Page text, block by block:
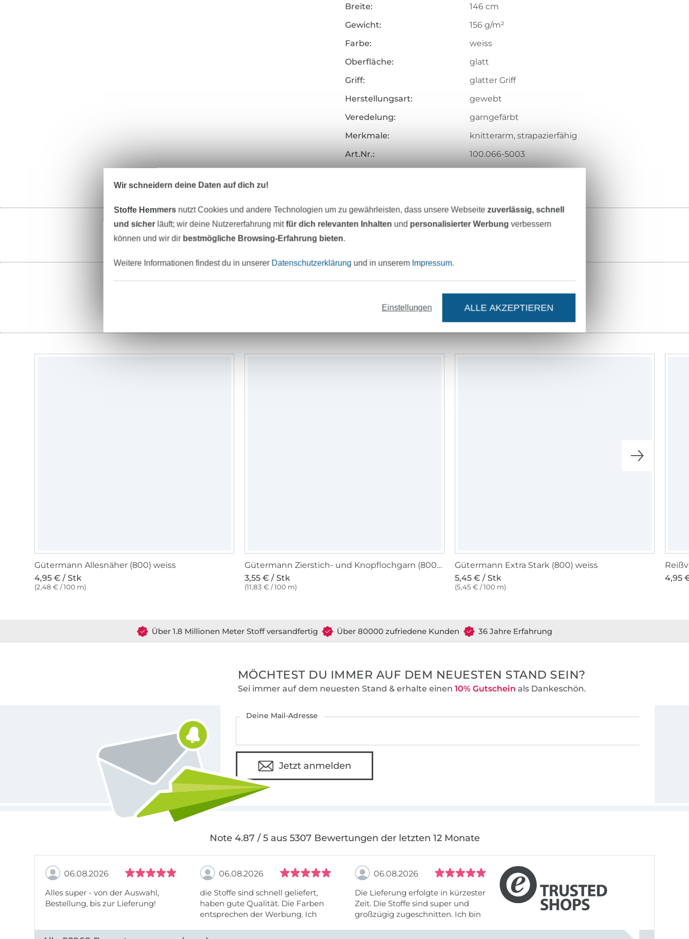
Breite:
146 cm
Gewicht:
156 g/m²
Farbe:
weiss
Oberfläche:
glatt
Griff:
glatter Griff
Herstellungsart:
gewebt
Veredelung:
garngefärbt
Merkmale:
knitterarm, strapazierfähig
Art.Nr.:
100.066-5003
Unser Tipp: Das passt dazu
Nähzubehör Schnittmuster
Gütermann Allesnäher (800) weiss
4,95 € / Stk
(2,48 € / 100 m)
Gütermann Zierstich- und Knopflochgarn (800) weiss
3,55 € / Stk
(11,83 € / 100 m)
Gütermann Extra Stark (800) weiss
5,45 € / Stk
(5,45 € / 100 m)
4,95
Über 1.8 Millionen Meter Stoff versandfertig Über 80000 zufriedene Kunden 36 Jahre Erfahrung
MÖCHTEST DU IMMER AUF DEM NEUESTEN STAND SEIN?
Sei immer auf dem neuesten Stand & erhalte einen 10% Gutschein als Dankeschön.
Deine Mail-Adresse
Jetzt anmelden
Note 4.87 / 5 aus 5307 Bewertungen der letzten 12 Monate
06.08.2026
Alles super - von der Auswahl,
Bestellung, bis zur Lieferung!
06.08.2026
die Stoffe sind schnell geliefert,
haben gute Qualität. Die Farben
entsprechen der Werbung. Ich
auch die Firma empfehlen.
06.08.2026
Die Lieferung erfolgte in kürzester
Zeit. Die Stoffe sind super und
großzügig zugeschnitten. Ich bin
Wir schneidern deine Daten auf dich zu!
Stoffe Hemmers nutzt Cookies und andere Technologien um zu gewährleisten, dass unsere Webseitezuverlässig, schnell
und sicherläuft; wir deine Nutzererfahrung mitfür dich relevanten Inhalten und personalisierter Werbung verbessern
können und wir dir bestmögliche Browsing-Erfahrung bieten.
Weitere Informationen findest du in unserer Datenschutzerklärung und in unserem Impressum.
Einstellungen ALLE AKZEPTIEREN